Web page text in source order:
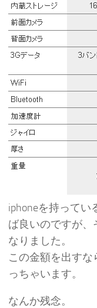
iphoneを持ってい
ば良いのですが、
なりました。
この金額を出すな
っちゃいます。
なんか残念。